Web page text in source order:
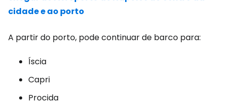
cidade e ao porto
A partir do porto, pode continuar de barco para:
Íscia
Capri
Procida